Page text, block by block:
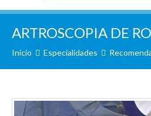
ARTROSCOPIA DE
Inicio Especialidades